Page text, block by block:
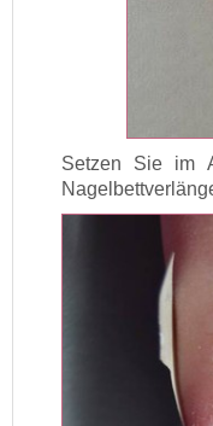
Setzen Sie im